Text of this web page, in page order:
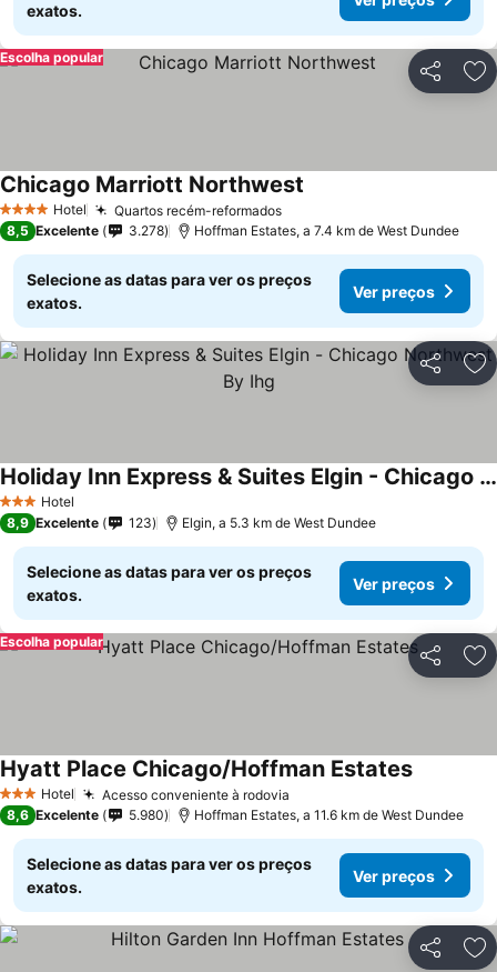
exatos.
Partilhar
Escolha popular
4 EstrelasHotel Quartos recém-reformadosVer preços
Chicago Marriott Northwest
8,5 Excelente 3.278 Hoffman Estates, a 7.4 km de West Dundee
Selecione as datas para ver os preços
exatos.
Ver preços
Partilhar
3 EstrelasHotel
Holiday Inn Express & Suites Elgin - Chicago Northwest By Ihg
Ver preços
8,9 Excelente 123 Elgin, a 5.3 km de West Dundee
Selecione as datas para ver os preços
exatos.
Ver preços
Partilhar
Escolha popular
3 EstrelasHotel Acesso conveniente à rodovia
Hyatt Place Chicago/Hoffman EstatesVer
8,6 Excelente 5.980 Hoffman Estates, a 11.6 km de West Dundee
Selecione as datas para ver os preços
exatos.
Ver preços
Partilhar